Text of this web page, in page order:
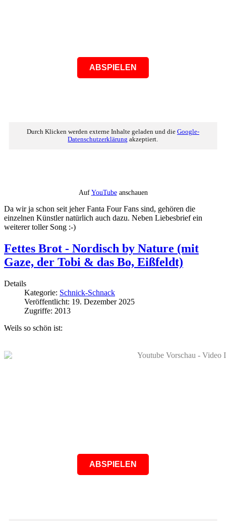
ABSPIELEN
Durch Klicken werden externe Inhalte geladen und die Google-
Datenschutzerklärung akzeptiert.
AufYouTubeanschauen
Da wir ja schon seit jeher Fanta Four Fans sind, gehören die
einzelnen Künstler natürlich auch dazu. Neben Liebesbrief ein
weiterer toller Song :-)
Fettes Brot - Nordisch by Nature (mit
Gaze, der Tobi & das Bo, Eißfeldt)
Details
Kategorie: Schnick-Schnack
Veröffentlicht: 19. Dezember 2025
Zugriffe: 2013
Weils so schön ist:
ABSPIELEN